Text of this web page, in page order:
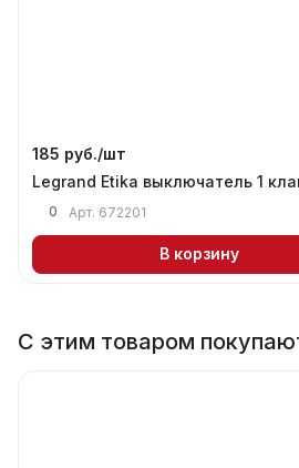
185 руб./шт
Legrand Etika выключатель 1
0 Арт. 672201
В корзину
С этим товаром